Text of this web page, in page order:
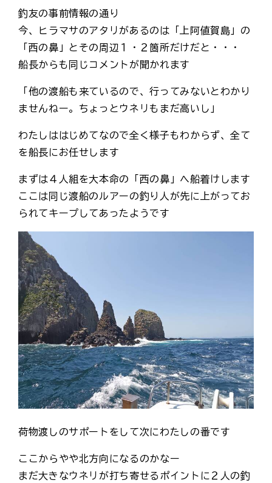
釣友の事前情報の通り
今、ヒラマサのアタリがあるのは「上阿値賀島」の
「西の鼻」とその周辺１・２箇所だけだと・・・
船長からも同じコメントが聞かれます
「他の渡船も来ているので、行ってみないとわかり
ませんねー。ちょっとウネリもまだ高いし」
わたしははじめてなので全く様子もわからず、全て
を船長にお任せします
まずは４人組を大本命の「西の鼻」へ船着けします
ここは同じ渡船のルアーの釣り人が先に上がってお
られてキープしてあったようです
荷物渡しのサポートをして次にわたしの番です
ここからやや北方向になるのかなー
まだ大きなウネリが打ち寄せるポイントに２人の釣